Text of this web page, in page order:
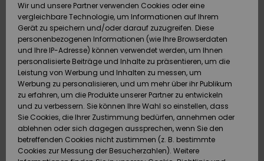
Schuhe&
Flip-Flops
Surf
Snow
Brandneu
Schuhe&
Flip-Flops
Surf
Snow
Brandneu
Highlights
Snow
SURF
Highlights
Community
SNOW
Snow Shop
Damen
Highlights
Community
DOPPELTER
RABATT
Outlet
Frauen
HILFE & KONTAKT
Retouren
Bezahlung
Geschenkkarte
Quiksilver
Freedom
Datenschutz
Wir und unsere Partner verwenden Cookies oder eine
vergleichbare Technologie, um Informationen auf Ihrem
Gerät zu speichern und/oder darauf zuzugreifen. Diese
personenbezogenen Informationen (wie Ihre Browserdaten
und Ihre IP-Adresse) können verwendet werden, um Ihnen
personalisierte Beiträge und Inhalte zu präsentieren, um die
Leistung von Werbung und Inhalten zu messen, um
Werbung zu personalisieren, und um mehr über ihr Publikum
zu erfahren, um die Produkte unserer Partner zu entwickeln
und zu verbessern. Sie können Ihre Wahl so einstellen, dass
Sie Cookies, die Ihrer Zustimmung bedürfen, annehmen oder
ablehnen oder sich dagegen aussprechen, wenn Sie den
betreffenden Cookies nicht zustimmen (z. B. bestimmte
Cookies zur Messung der Besucherzahlen). Weitere